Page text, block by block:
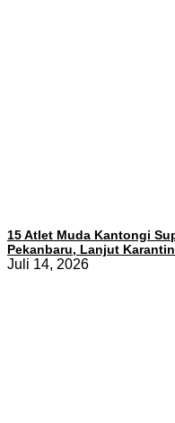
15 Atlet Muda Kantongi
Pekanbaru, Lanjut
Juli 14, 2026